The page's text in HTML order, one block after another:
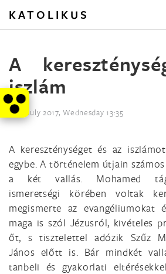
KATOLIKUS
A
iszlám
12th July 2017, Wednesday 13:35
A kereszténységet és az
egybe. A történelem útjain
a két vallás. Mohamed
ismeretségi körében voltak
megismerte az evangéliumokat
maga is szól Jézusról, kivételes
őt, s tisztelettel adózik Szűz
János előtt is. Bár mindkét
tanbeli és gyakorlati